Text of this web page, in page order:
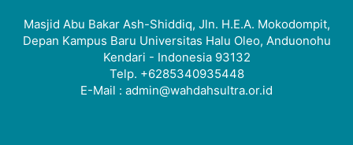
Masjid Abu Bakar Ash-Shiddiq, Jln. H.E.A. Mokodompit,
Depan Kampus Baru Universitas Halu Oleo, Anduonohu
Kendari - Indonesia 93132
Telp. +6285340935448
E-Mail : admin@wahdahsultra.or.id